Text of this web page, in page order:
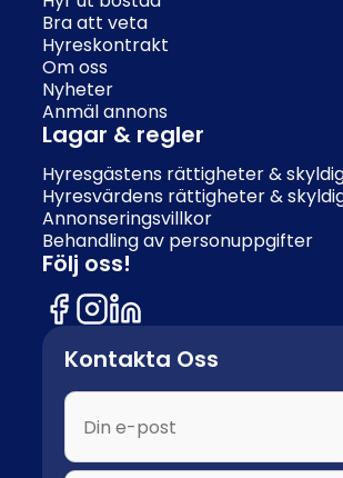
Bra att veta
Hyreskontrakt
Om oss
Nyheter
Anmäl annons
Lagar & regler
Hyresgästens rättigheter &
Hyresvärdens rättigheter &
Annonseringsvillkor
Behandling av personuppgifter
Följ oss!
Kontakta Oss